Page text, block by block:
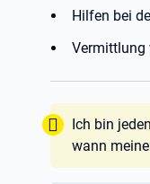
Hilfen bei
Vermittlung
Tipp:
Ich bin
wann